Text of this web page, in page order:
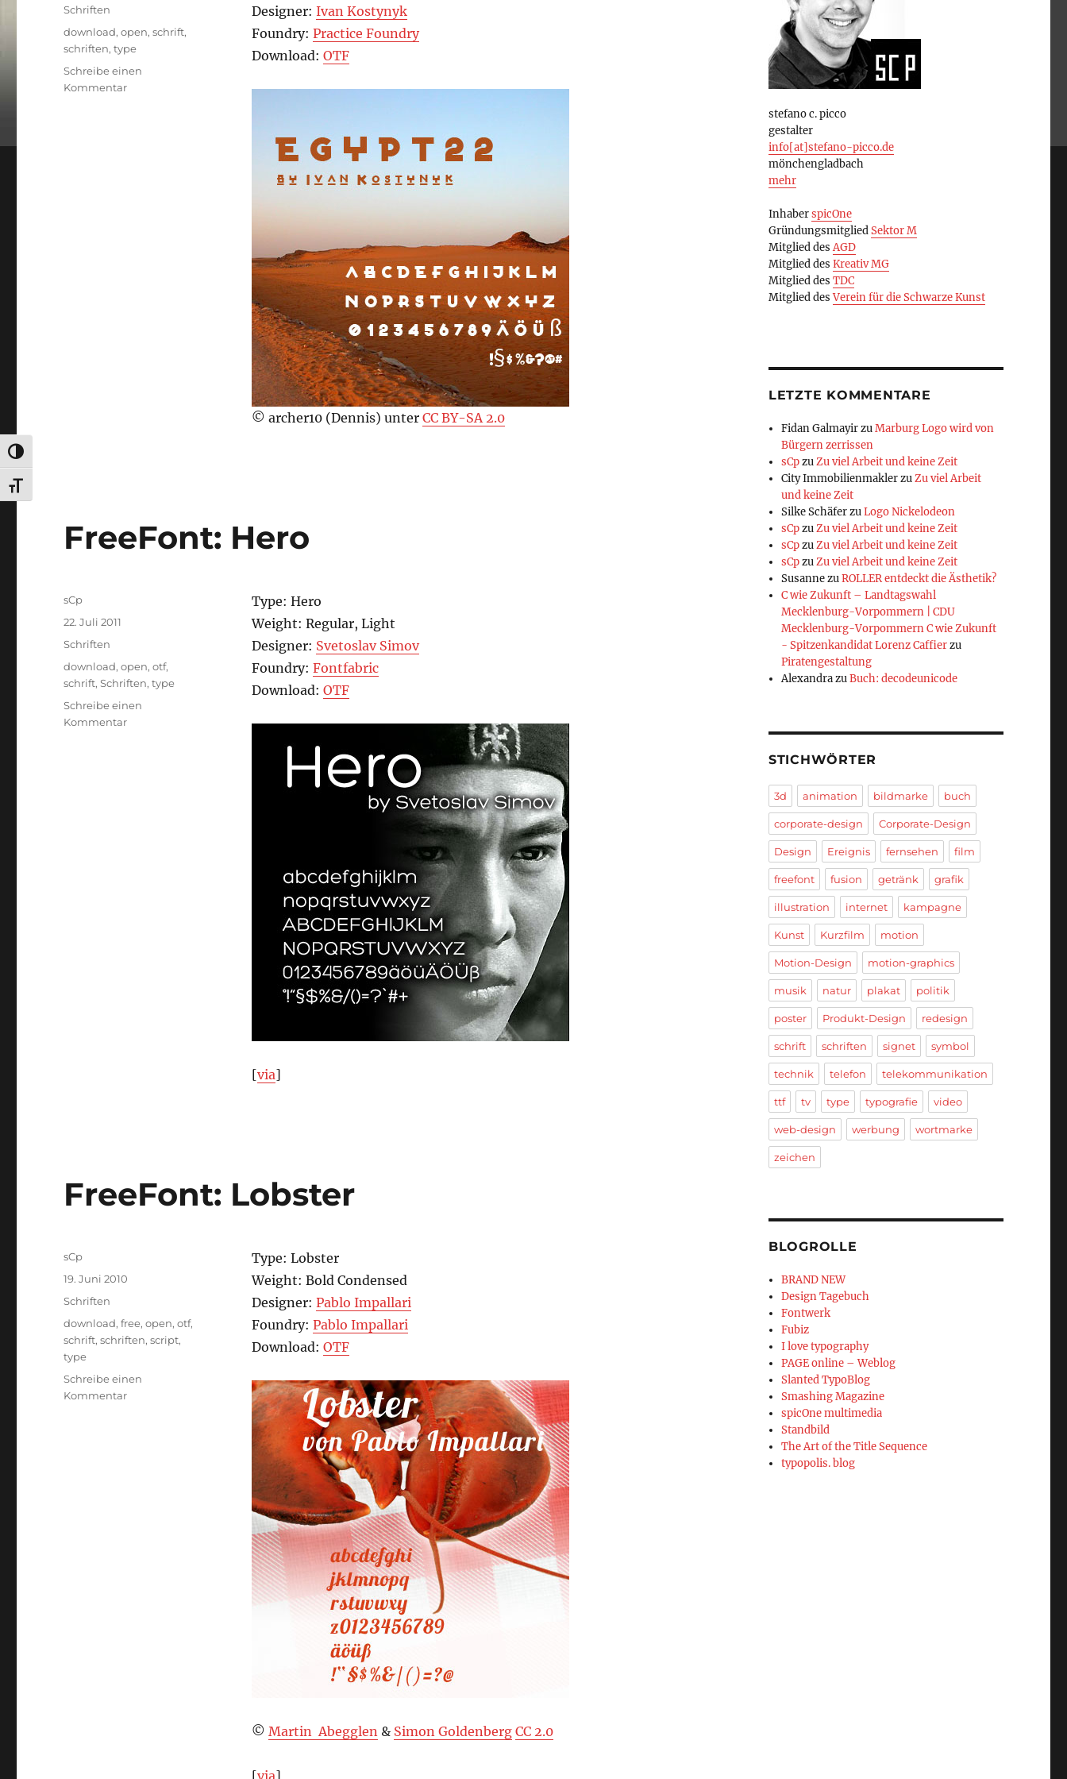
UMSCHALTEN AUF HOHE KONTRASTE
SCHRIFT VERGRÖSSERN
Designer: Ivan Kostynyk
Foundry: Practice Foundry
Download: OTF
© archer10 (Dennis) unter CC BY-SA 2.0
am
Kategorien
Schriften
Schlagwörter
download,open,schrift,
schriften,type
Schreibe einen
Kommentarzu
FreeFont: Hero
Type: Hero
Weight: Regular, Light
Designer: Svetoslav Simov
Foundry: Fontfabric
Download: OTF
[via]
Autor
sCp
Veröffentlicht
am
22. Juli 2011
Kategorien
Schriften
Schlagwörter
download,open,otf,
schrift,Schriften,type
Schreibe einen
Kommentarzu
FreeFont: Lobster
Type: Lobster
Weight: Bold Condensed
Designer: Pablo Impallari
Foundry: Pablo Impallari
Download: OTF
© Martin Abegglen& Simon Goldenberg CC 2.0
Autor
sCp
Veröffentlicht
am
19. Juni 2010
Kategorien
Schriften
Schlagwörter
download,free,open,otf,
schrift,schriften,script,
type
Schreibe einen
Kommentarzu
stefano c. picco
gestalter
info[at]stefano-picco.de
mönchengladbach
mehr
InhaberspicOne
GründungsmitgliedSektor M
Mitglied desAGD
Mitglied des Kreativ MG
Mitglied des TDC
Mitglied desVerein für die Schwarze Kunst
LETZTE KOMMENTARE
Fidan GalmayirzuMarburg Logo wird von
Bürgern zerrissen
sCpzuZu viel Arbeit und keine Zeit
City ImmobilienmaklerzuZu viel Arbeit
und keine Zeit
Silke SchäferzuLogo Nickelodeon
sCpzuZu viel Arbeit und keine Zeit
sCpzuZu viel Arbeit und keine Zeit
sCpzuZu viel Arbeit und keine Zeit
SusannezuROLLER entdeckt die Ästhetik?
C wie Zukunft – Landtagswahl
Mecklenburg-Vorpommern | CDU
Mecklenburg-Vorpommern C wie Zukunft
- Spitzenkandidat Lorenz Caffierzu
Piratengestaltung
AlexandrazuBuch: decodeunicode
STICHWÖRTER
3d animation bildmarke buch
corporate-design Corporate-Design
Design Ereignis fernsehen film
freefont fusion getränk grafik
illustration internet kampagne
Kunst Kurzfilm motion
Motion-Design motion-graphics
musik natur plakat politik
poster Produkt-Design redesign
schrift schriften signet symbol
technik telefon telekommunikation
ttf tv type typografie video
web-design werbung wortmarke
zeichen
BLOGROLLE
BRAND NEW
Design Tagebuch
Fontwerk
Fubiz
I love typography
PAGE online – Weblog
Slanted TypoBlog
Smashing Magazine
spicOne multimedia
Standbild
The Art of the Title Sequence
typopolis. blog